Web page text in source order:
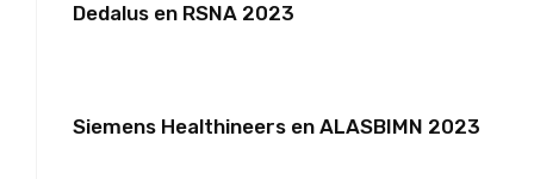
Dedalus en RSNA 2023
Siemens Healthineers en ALASBIMN 2023